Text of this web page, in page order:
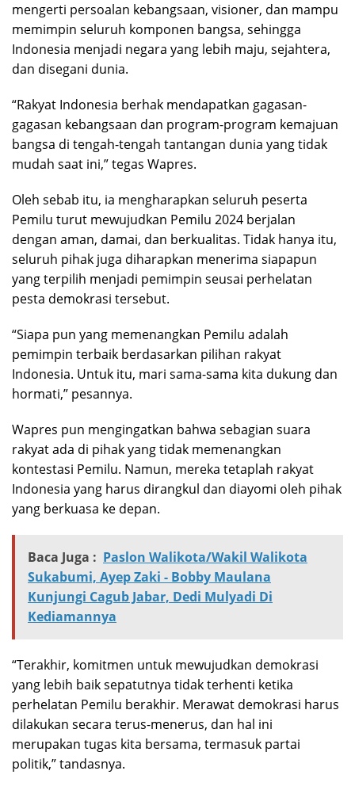
mengerti persoalan kebangsaan, visioner, dan mampu
memimpin seluruh komponen bangsa, sehingga
Indonesia menjadi negara yang lebih maju, sejahtera,
dan disegani dunia.
“Rakyat Indonesia berhak mendapatkan gagasan-
gagasan kebangsaan dan program-program kemajuan
bangsa di tengah-tengah tantangan dunia yang tidak
mudah saat ini,” tegas Wapres.
Oleh sebab itu, ia mengharapkan seluruh peserta
Pemilu turut mewujudkan Pemilu 2024 berjalan
dengan aman, damai, dan berkualitas. Tidak hanya itu,
seluruh pihak juga diharapkan menerima siapapun
yang terpilih menjadi pemimpin seusai perhelatan
pesta demokrasi tersebut.
“Siapa pun yang memenangkan Pemilu adalah
pemimpin terbaik berdasarkan pilihan rakyat
Indonesia. Untuk itu, mari sama-sama kita dukung dan
hormati,” pesannya.
Wapres pun mengingatkan bahwa sebagian suara
rakyat ada di pihak yang tidak memenangkan
kontestasi Pemilu. Namun, mereka tetaplah rakyat
Indonesia yang harus dirangkul dan diayomi oleh pihak
yang berkuasa ke depan.
Baca Juga : Paslon Walikota/Wakil Walikota
Sukabumi, Ayep Zaki - Bobby Maulana
Kunjungi Cagub Jabar, Dedi Mulyadi Di
Kediamannya
“Terakhir, komitmen untuk mewujudkan demokrasi
yang lebih baik sepatutnya tidak terhenti ketika
perhelatan Pemilu berakhir. Merawat demokrasi harus
dilakukan secara terus-menerus, dan hal ini
merupakan tugas kita bersama, termasuk partai
politik,” tandasnya.